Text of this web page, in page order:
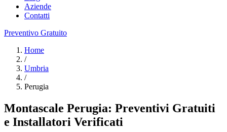
Aziende
Contatti
Preventivo Gratuito
Home
/
Umbria
/
Perugia
Montascale Perugia: Preventivi Gratuiti
e Installatori Verificati